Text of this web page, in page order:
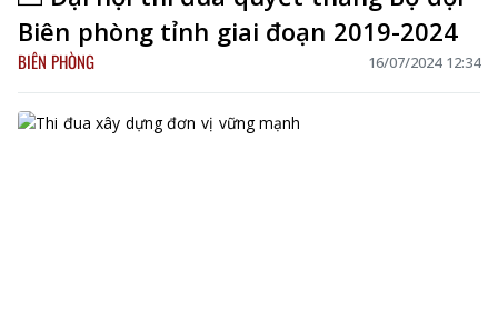
Biên phòng tỉnh giai đoạn 2019-2024
BIÊN PHÒNG 16/07/2024 12:34